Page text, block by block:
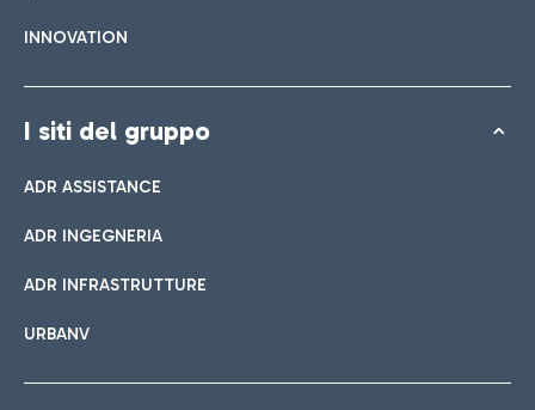
INNOVATION
I siti del gruppo
ADR ASSISTANCE
ADR INGEGNERIA
ADR INFRASTRUTTURE
URBANV